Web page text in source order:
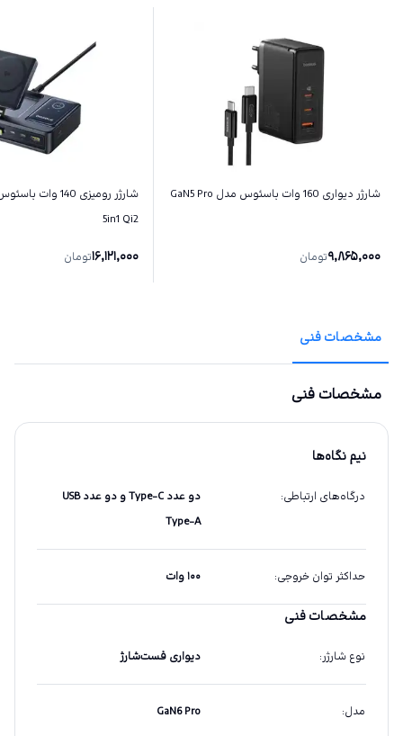
شارژر دیواری 160 وات باسئوس مدل GaN5 Pro
9,865,000تومان
5in1 Qi2
16,121,000تومان
مشخصات فنی
مشخصات فنی
نیم نگاه‌ها
درگاه‌های ارتباطی:
دو عدد Type-C و دو عدد USB
Type-A
حداکثر توان خروجی: ۱۰۰ وات
مشخصات فنی
نوع شارژر: دیواری فست‌شارژ
مدل:
GaN6 Pro